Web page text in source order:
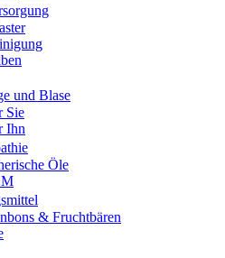
und Blase
Sie
Ihn
Öle
& Fruchtbären